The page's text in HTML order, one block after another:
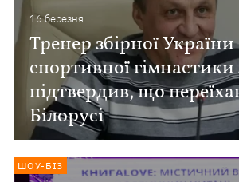
16 березня
Тренер збірної України
спортивної
підтвердив, що
Білорусі
ШОУ-БІЗ